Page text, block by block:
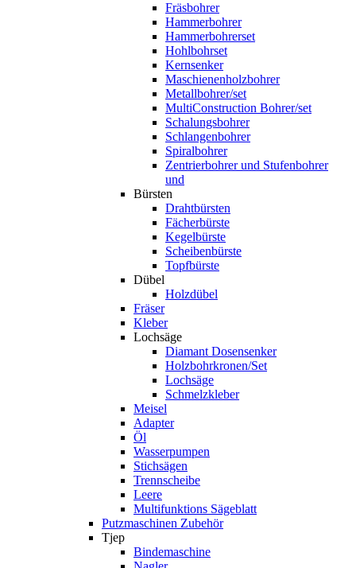
Fräsbohrer
Hammerbohrer
Hammerbohrerset
Hohlbohrset
Kernsenker
Maschienenholzbohrer
Metallbohrer/set
MultiConstruction Bohrer/set
Schalungsbohrer
Schlangenbohrer
Spiralbohrer
Zentrierbohrer und Stufenbohrer
und
Bürsten
Drahtbürsten
Fächerbürste
Kegelbürste
Scheibenbürste
Topfbürste
Dübel
Holzdübel
Fräser
Kleber
Lochsäge
Diamant Dosensenker
Holzbohrkronen/Set
Lochsäge
Schmelzkleber
Meisel
Adapter
Öl
Wasserpumpen
Stichsägen
Trennscheibe
Leere
Multifunktions Sägeblatt
Putzmaschinen Zubehör
Tjep
Bindemaschine